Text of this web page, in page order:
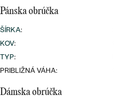
Pánska obrúčka
ŠÍRKA:
KOV:
TYP:
PRIBLIŽNÁ VÁHA:
Dámska obrúčka